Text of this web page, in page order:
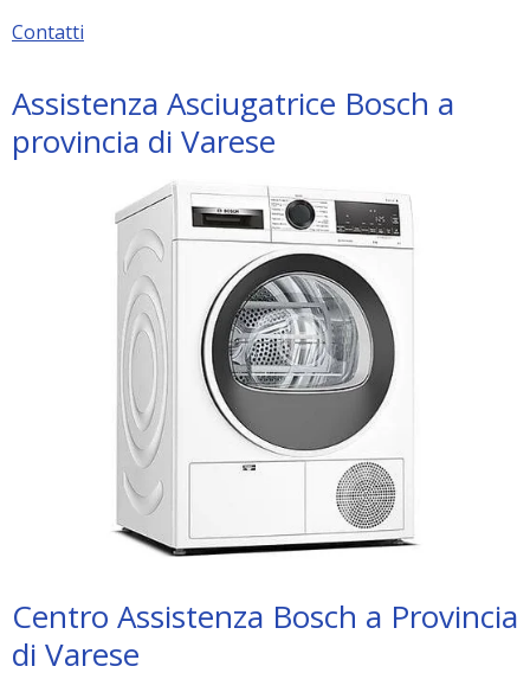
Contatti
Assistenza Asciugatrice Bosch a
provincia di Varese
Centro Assistenza Bosch a Provincia
di Varese